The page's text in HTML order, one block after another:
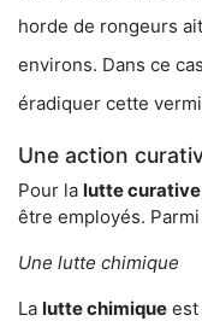
horde de rongeurs
environs. Dans ce
éradiquer cette
Une action
Pour la lutte curative
être employés.
Une lutte chimique
La lutte chimique est